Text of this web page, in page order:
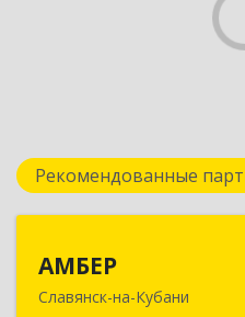
Рекомендованные
АМБЕР
Славянск-на-Кубани
353562,